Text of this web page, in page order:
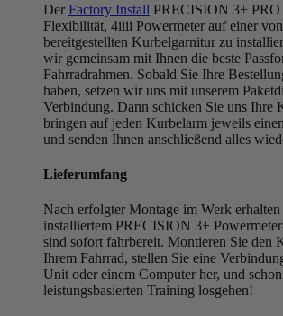
Der Factory Install PRECISION 3+ PRO
Flexibilität, 4iiii Powermeter auf einer
bereitgestellten Kurbelgarnitur zu
wir gemeinsam mit Ihnen die beste
Fahrradrahmen. Sobald Sie Ihre
haben, setzen wir uns mit unserem
Verbindung. Dann schicken Sie uns Ihre
bringen auf jeden Kurbelarm jeweils
und senden Ihnen anschließend alles
Lieferumfang
Nach erfolgter Montage im Werk
installiertem PRECISION 3+
sind sofort fahrbereit. Montieren Sie den
Ihrem Fahrrad, stellen Sie eine
Unit oder einem Computer her, und
leistungsbasierten Training losgehen!